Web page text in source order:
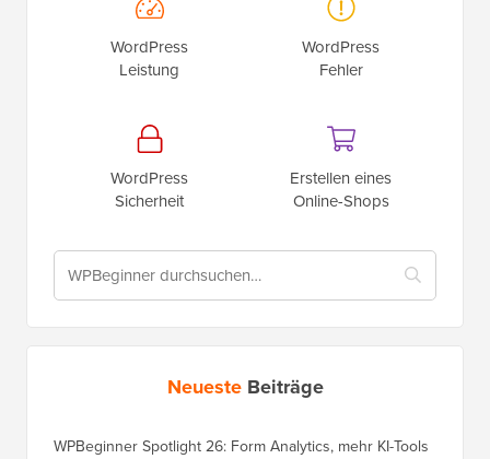
WordPress
Leistung
WordPress
Fehler
WordPress
Sicherheit
Erstellen eines
Online-Shops
Neueste Beiträge
WPBeginner Spotlight 26: Form Analytics, mehr KI-Tools